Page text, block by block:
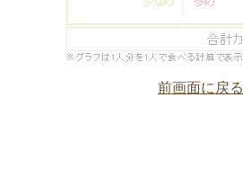
前画面に戻る